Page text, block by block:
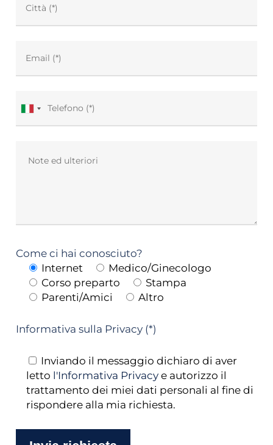
Come ci hai conosciuto?
Internet
Medico/Ginecologo
Corso preparto
Stampa
Parenti/Amici
Altro
Informativa sulla Privacy (*)
Inviando il messaggio dichiaro di aver
letto l'Informativa Privacye autorizzo il
trattamento dei miei dati personali al fine di
rispondere alla mia richiesta.